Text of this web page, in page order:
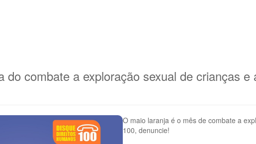
do combate a exploração sexual de crianças e
O maio laranja é o mês de combate a
100, denuncie!